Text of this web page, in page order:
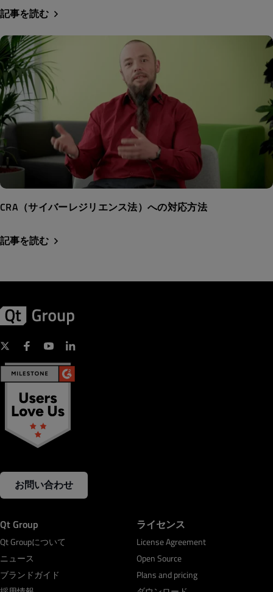
記事を読む
CRA（サイバーレジリエンス法）への対応方法
記事を読む
お問い合わせ
Qt Group
Qt Groupについて
ニュース
ブランドガイド
ライセンス
License Agreement
Open Source
Plans and pricing